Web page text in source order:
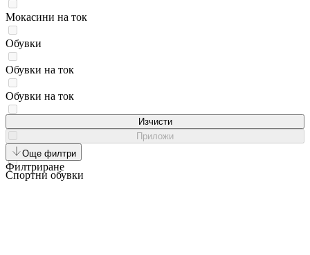
Мокасини на ток
Обувки
Обувки на ток
Обувки на ток
Сникърси
Спортни обувки
Изчисти
Приложи
Още филтри
Филтриране